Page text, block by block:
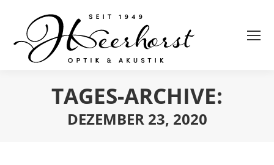
TAGES-ARCHIVE:
DEZEMBER 23, 2020